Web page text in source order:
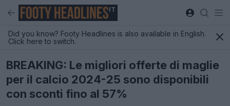
IT
Did you know? Footy Headlines is also available in English.
Click here to switch.
BREAKING: Le migliori offerte di maglie
per il calcio 2024-25 sono disponibili
con sconti fino al 57%